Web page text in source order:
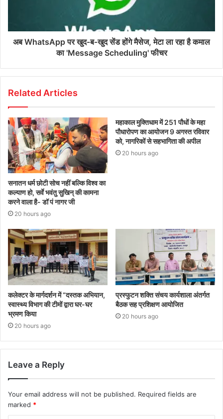
अब WhatsApp पर खुद-ब-खुद सेंड होंगे मैसेज, मेटा ला रहा है कमाल
का 'Message Scheduling' फीचर
Related Articles
सनातन धर्म छोटी सोच नहीं बल्कि विश्व का
कल्याण हो, सर्वे भवंतु सुखिन् की कामना
करने वाला है- डॉ पं नागर जी
20 hours ago
महाकाल मुक्तिधाम में 251 पौधों के महा
पौधारोपण का आयोजन 9 अगस्त रविवार
को, नागरिकों से सहभागिता की अपील
20 hours ago
कलेक्टर के मार्गदर्शन में “दस्तक अभियान,‌
स्वास्थ्य विभाग की टीमों द्वारा घर-घर
भ्रमण किया
20 hours ago
प्रस्फुटन शक्ति संचय कार्यशाला अंतर्गत
बैठक सह प्रशिक्षण आयोजित
20 hours ago
Leave a Reply
Your email address will not be published. Required fields are
marked *